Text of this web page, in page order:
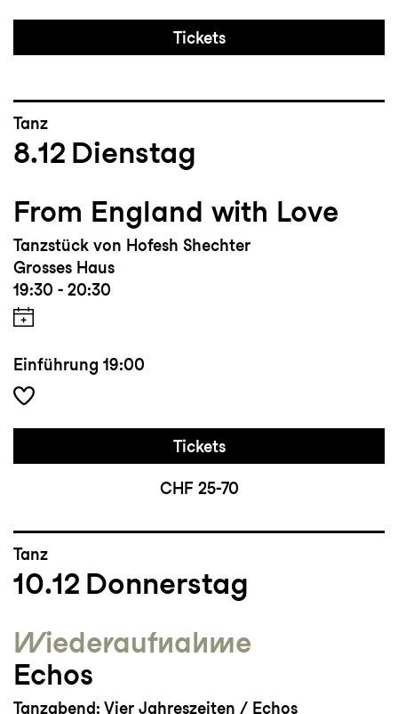
Tickets
Tanz
8.12 Dienstag
From England with Love
Tanzstück von Hofesh Shechter
Grosses Haus
19:30 - 20:30
Einführung 19:00
Tickets
CHF 25-70
Tanz
10.12 Donnerstag
Wieder­aufnahme
Echos
Tanzabend: Vier Jahreszeiten / Echos